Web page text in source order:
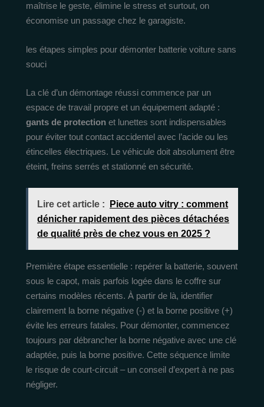
maîtrise le geste, élimine le stress et surtout, on
économise un passage chez le garagiste.
les étapes simples pour démonter batterie voiture sans
souci
La clé d’un démontage réussi commence par un
espace de travail propre et un équipement adapté :
gants de protection et lunettes sont indispensables
pour éviter tout contact accidentel avec l’acide ou les
étincelles électriques. Le véhicule doit absolument être
éteint, freins serrés et stationné en sécurité.
Lire cet article :
Piece auto vitry : comment
dénicher rapidement des pièces détachées
de qualité près de chez vous en 2025 ?
Première étape essentielle : repérer la batterie, souvent
sous le capot, mais parfois logée dans le coffre sur
certains modèles récents. À partir de là, identifier
clairement la borne négative (-) et la borne positive (+)
évite les erreurs fatales. Pour démonter, commencez
toujours par débrancher la borne négative avec une clé
adaptée, puis la borne positive. Cette séquence limite
le risque de court-circuit – un conseil d’expert à ne pas
négliger.